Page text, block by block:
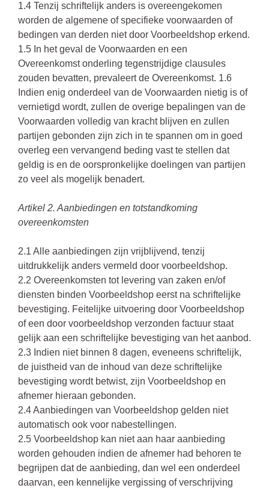
1.4 Tenzij schriftelijk anders is overeengekomen
worden de algemene of specifieke voorwaarden of
bedingen van derden niet door Voorbeeldshop erkend.
1.5 In het geval de Voorwaarden en een
Overeenkomst onderling tegenstrijdige clausules
zouden bevatten, prevaleert de Overeenkomst. 1.6
Indien enig onderdeel van de Voorwaarden nietig is of
vernietigd wordt, zullen de overige bepalingen van de
Voorwaarden volledig van kracht blijven en zullen
partijen gebonden zijn zich in te spannen om in goed
overleg een vervangend beding vast te stellen dat
geldig is en de oorspronkelijke doelingen van partijen
zo veel als mogelijk benadert.
Artikel 2. Aanbiedingen en totstandkoming
overeenkomsten
2.1 Alle aanbiedingen zijn vrijblijvend, tenzij
uitdrukkelijk anders vermeld door voorbeeldshop.
2.2 Overeenkomsten tot levering van zaken en/of
diensten binden Voorbeeldshop eerst na schriftelijke
bevestiging. Feitelijke uitvoering door Voorbeeldshop
of een door voorbeeldshop verzonden factuur staat
gelijk aan een schriftelijke bevestiging van het aanbod.
2.3 Indien niet binnen 8 dagen, eveneens schriftelijk,
de juistheid van de inhoud van deze schriftelijke
bevestiging wordt betwist, zijn Voorbeeldshop en
afnemer hieraan gebonden.
2.4 Aanbiedingen van Voorbeeldshop gelden niet
automatisch ook voor nabestellingen.
2.5 Voorbeeldshop kan niet aan haar aanbieding
worden gehouden indien de afnemer had behoren te
begrijpen dat de aanbieding, dan wel een onderdeel
daarvan, een kennelijke vergissing of verschrijving